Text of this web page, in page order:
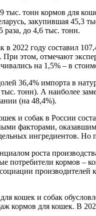
тыс. тонн кормов для
закупившая 45,3
раза, до 4,6 тыс. тонн.
2022 году составил
этом, отмечают
на 1,5% – в
36,4% импорта в
тонн). А наиболее
(на 48,4%).
и собак в России
факторами,
ингредиентов. Но
роста
потребители кормов –
кошек и собак
кормов для кошек. В